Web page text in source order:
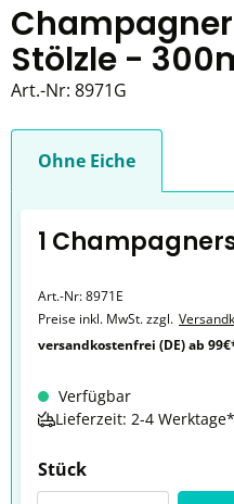
Stölzle -
Art.-Nr: 8971G
Ohne Eiche
1
Art.-Nr:8971E
Preise inkl. MwSt. zzgl.
versandkostenfrei (DE) ab
Verfügbar
Lieferzeit: 2-4 Werktage*
Stück